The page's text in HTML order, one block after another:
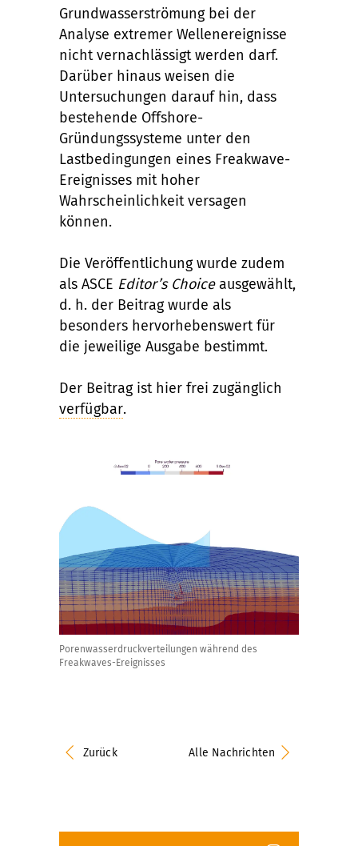
Grundwasserströmung bei der
Analyse extremer Wellenereignisse
nicht vernachlässigt werden darf.
Darüber hinaus weisen die
Untersuchungen darauf hin, dass
bestehende Offshore-
Gründungssysteme unter den
Lastbedingungen eines Freakwave-
Ereignisses mit hoher
Wahrscheinlichkeit versagen
können.
Die Veröffentlichung wurde zudem
als ASCE Editor’s Choiceausgewählt,
d. h. der Beitrag wurde als
besonders hervorhebenswert für
die jeweilige Ausgabe bestimmt.
Der Beitrag ist hier frei zugänglich
verfügbar.
Porenwasserdruckverteilungen während des
Freakwaves-Ereignisses
Zurück Alle Nachrichten